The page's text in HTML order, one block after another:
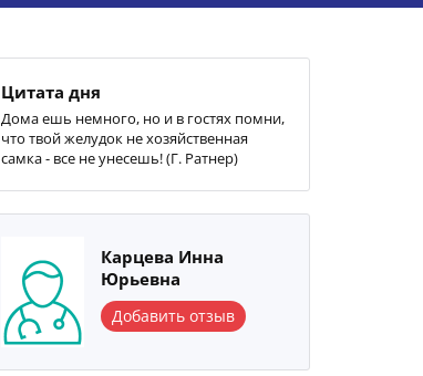
Цитата дня
Дома ешь немного, но и в гостях помни,
что твой желудок не хозяйственная
самка - все не унесешь! (Г. Ратнер)
Карцева Инна
Юрьевна
Добавить отзыв